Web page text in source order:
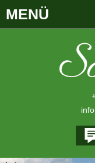
MENÜ